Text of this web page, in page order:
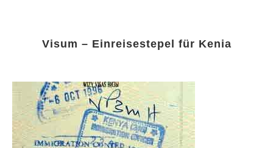
Visum – Einreisestepel für Kenia